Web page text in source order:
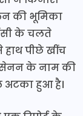
की भूमिका
के चलते
पीछे खींच
सेनन के नाम की
अटका हुआ है।